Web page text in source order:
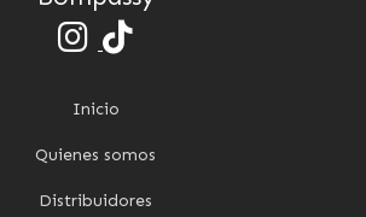
Inicio
Quienes somos
Distribuidores